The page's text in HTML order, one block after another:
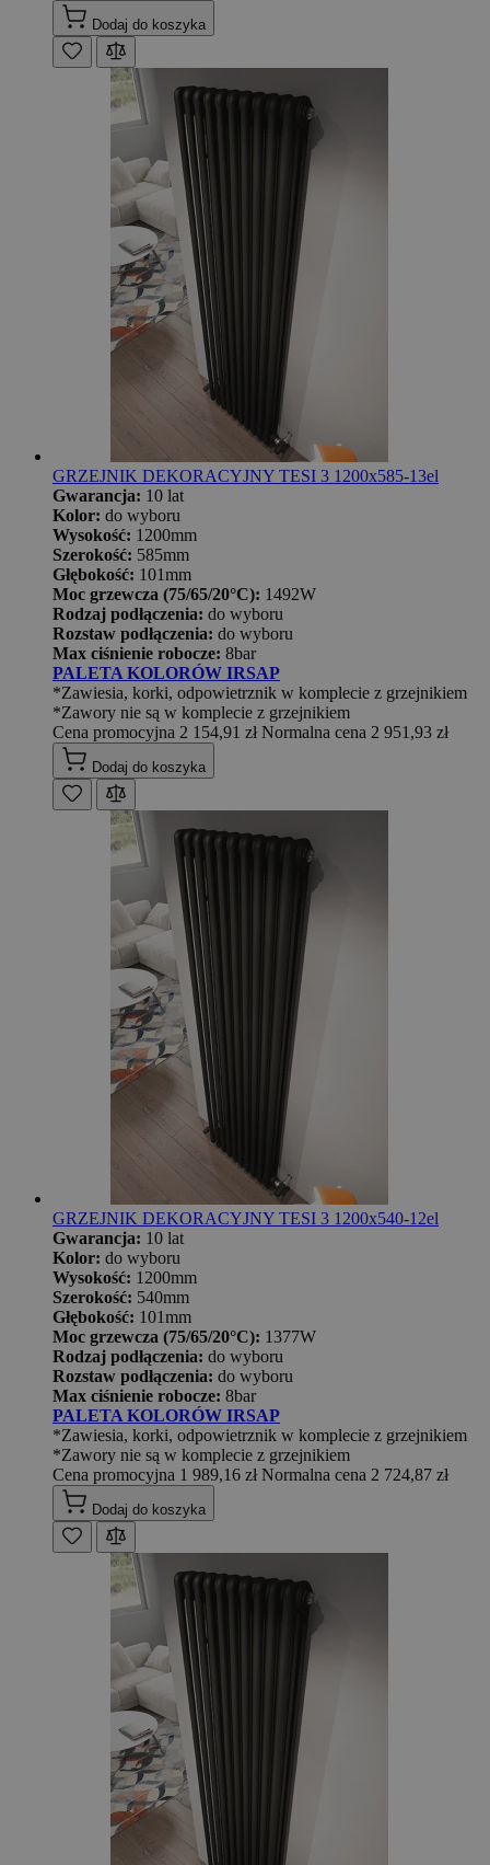
Dodaj do koszyka
GRZEJNIK DEKORACYJNY TESI 3 1200x585-13el
Gwarancja: 10 lat
Kolor: do wyboru
Wysokość: 1200mm
Szerokość: 585mm
Głębokość: 101mm
Moc grzewcza (75/65/20°C): 1492W
Rodzaj podłączenia: do wyboru
Rozstaw podłączenia: do wyboru
Max ciśnienie robocze: 8bar
PALETA KOLORÓW IRSAP
*Zawiesia, korki, odpowietrznik w komplecie z grzejnikiem
*Zawory nie są w komplecie z grzejnikiem
Cena promocyjna 2 154,91 zł Normalna cena 2 951,93 zł
Dodaj do koszyka
GRZEJNIK DEKORACYJNY TESI 3 1200x540-12el
Gwarancja: 10 lat
Kolor: do wyboru
Wysokość: 1200mm
Szerokość: 540mm
Głębokość: 101mm
Moc grzewcza (75/65/20°C): 1377W
Rodzaj podłączenia: do wyboru
Rozstaw podłączenia: do wyboru
Max ciśnienie robocze: 8bar
PALETA KOLORÓW IRSAP
*Zawiesia, korki, odpowietrznik w komplecie z grzejnikiem
*Zawory nie są w komplecie z grzejnikiem
Cena promocyjna 1 989,16 zł Normalna cena 2 724,87 zł
Dodaj do koszyka